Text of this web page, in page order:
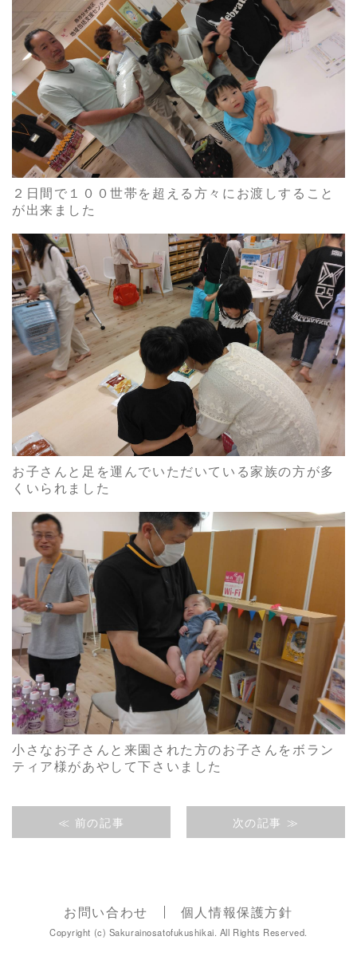
２日間で１００世帯を超える方々にお渡しすること
が出来ました
お子さんと足を運んでいただいている家族の方が多
くいられました
小さなお子さんと来園された方のお子さんをボラン
ティア様があやして下さいました
≪ 前の記事 次の記事 ≫
お問い合わせ 個人情報保護方針
Copyright (c) Sakurainosatofukushikai. All Rights Reserved.